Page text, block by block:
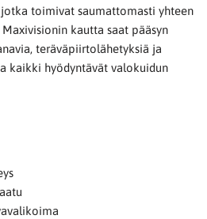
toimivat saumattomasti yhteen
kautta saat pääsyn
teräväpiirtolähetyksiä ja
kaikki hyödyntävät valokuidun